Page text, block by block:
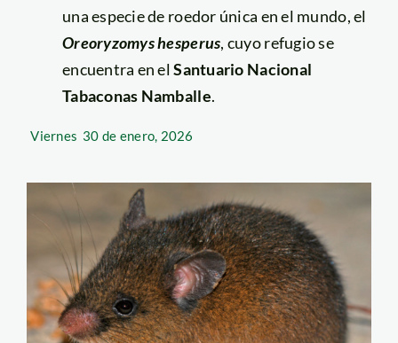
una especie de roedor única en el mundo, el
Oreoryzomys hesperus, cuyo refugio se
encuentra en elSantuario Nacional
Tabaconas Namballe.
Viernes 30 de enero, 2026